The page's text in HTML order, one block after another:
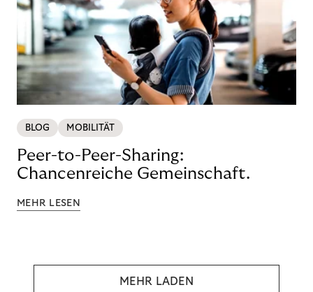
BLOG MOBILITÄT
Peer-to-Peer-Sharing:
Chancenreiche Gemeinschaft.
MEHR LESEN
MEHR LADEN